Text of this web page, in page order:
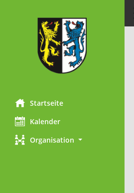
Startseite
Kalender
Organisation